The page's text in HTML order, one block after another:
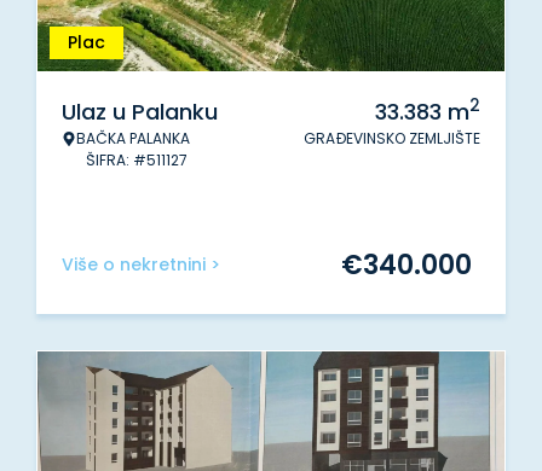
Plac
Ulaz u Palanku
BAČKA PALANKA
ŠIFRA: #511127
33.383 m2
GRAĐEVINSKO ZEMLJIŠTE
Više o nekretnini > €340.000